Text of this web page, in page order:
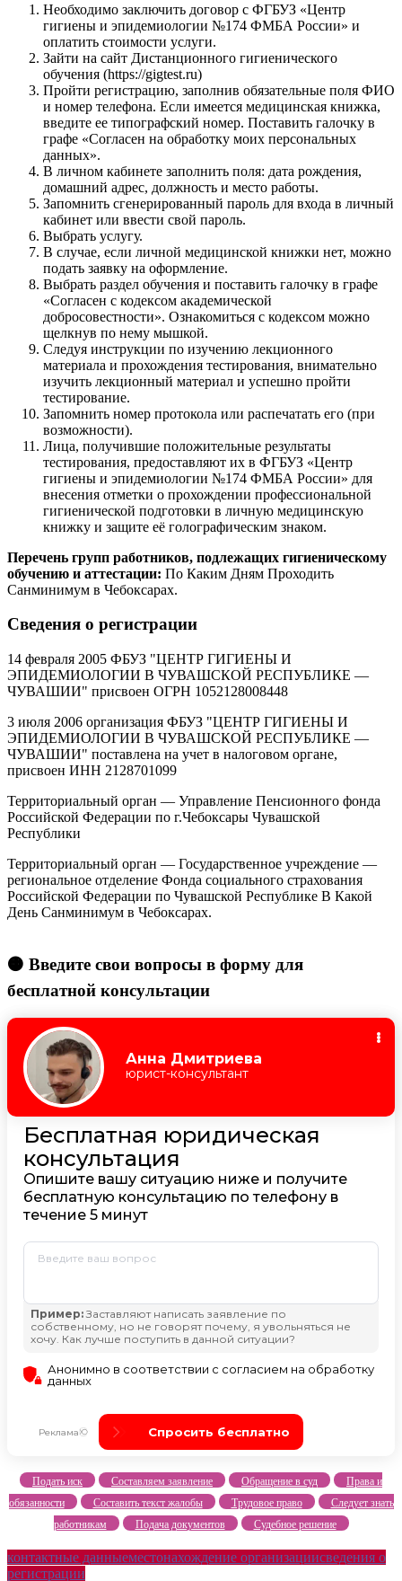
Необходимо заключить договор с ФГБУЗ «Центр
гигиены и эпидемиологии №174 ФМБА России» и
оплатить стоимости услуги.
Зайти на сайт Дистанционного гигиенического
обучения (https://gigtest.ru)
Пройти регистрацию, заполнив обязательные поля ФИО
и номер телефона. Если имеется медицинская книжка,
введите ее типографский номер. Поставить галочку в
графе «Согласен на обработку моих персональных
данных».
В личном кабинете заполнить поля: дата рождения,
домашний адрес, должность и место работы.
Запомнить сгенерированный пароль для входа в личный
кабинет или ввести свой пароль.
Выбрать услугу.
В случае, если личной медицинской книжки нет, можно
подать заявку на оформление.
Выбрать раздел обучения и поставить галочку в графе
«Согласен с кодексом академической
добросовестности». Ознакомиться с кодексом можно
щелкнув по нему мышкой.
Следуя инструкции по изучению лекционного
материала и прохождения тестирования, внимательно
изучить лекционный материал и успешно пройти
тестирование.
Запомнить номер протокола или распечатать его (при
возможности).
Лица, получившие положительные результаты
тестирования, предоставляют их в ФГБУЗ «Центр
гигиены и эпидемиологии №174 ФМБА России» для
внесения отметки о прохождении профессиональной
гигиенической подготовки в личную медицинскую
книжку и защите её голографическим знаком.
Перечень групп работников, подлежащих гигиеническому
обучению и аттестации: По Каким Дням Проходить
Санминимум в Чебоксарах.
Сведения о регистрации
14 февраля 2005 ФБУЗ "ЦЕНТР ГИГИЕНЫ И
ЭПИДЕМИОЛОГИИ В ЧУВАШСКОЙ РЕСПУБЛИКЕ —
ЧУВАШИИ" присвоен ОГРН 1052128008448
3 июля 2006 организация ФБУЗ "ЦЕНТР ГИГИЕНЫ И
ЭПИДЕМИОЛОГИИ В ЧУВАШСКОЙ РЕСПУБЛИКЕ —
ЧУВАШИИ" поставлена на учет в налоговом органе,
присвоен ИНН 2128701099
Территориальный орган — Управление Пенсионного фонда
Российской Федерации по г.Чебоксары Чувашской
Республики
Территориальный орган — Государственное учреждение —
региональное отделение Фонда социального страхования
Российской Федерации по Чувашской Республике В Какой
День Санминимум в Чебоксарах.
🟠 Введите свои вопросы в форму для
бесплатной консультации
Подать иск Составляем заявление Обращение в суд
Права и
обязанности
Составить текст жалобы Трудовое право
Следует знать
работникам
Подача документов Судебное решение
контактные данныеместонахождение организациисведения о
регистрации